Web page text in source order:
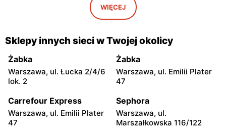
Warszawa, ul. Górczewska
Warszawa, ul. Grochowska
230
EMPiK
Warszawa, ul. Połczyńska 4
EMPiK
Warszawa, ul. Łopuszańska
22
EMPiK EMPiK
Emila Fieldorfa Nila 41
EMPiK EMPiK
WIĘCEJ
Sklepy innych sieci w Twojej okolicy
Żabka
Warszawa, ul. Łucka 2/4/6
lok. 2
Żabka
Warszawa, ul. Emilii Plater
47
Carrefour Express
Warszawa, ul. Emilii Plater
47
Sephora
Warszawa, ul.
Marszałkowska 116/122